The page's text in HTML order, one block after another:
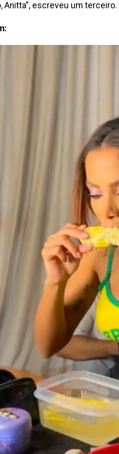
Anitta”, escreveu um terceiro.